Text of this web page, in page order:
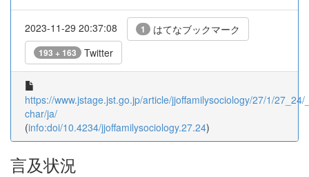
2023-11-29 20:37:08 1 はてなブックマーク
193 + 163 Twitter
https://www.jstage.jst.go.jp/article/jjoffamilysociology/27/1/27_24/
char/ja/
(info:doi/10.4234/jjoffamilysociology.27.24)
言及状況